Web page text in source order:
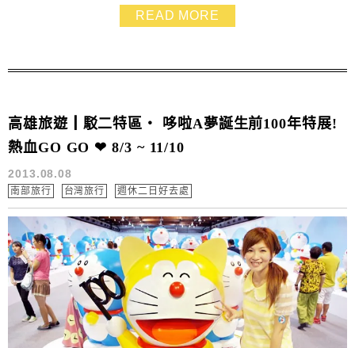
喲！ 趕快帶大家來去瞧瞧囉！
READ MORE
高雄旅遊┃駁二特區‧ 哆啦A夢誕生前100年特展!
熱血GO GO ❤ 8/3 ~ 11/10
2013.08.08
南部旅行 台灣旅行 週休二日好去處